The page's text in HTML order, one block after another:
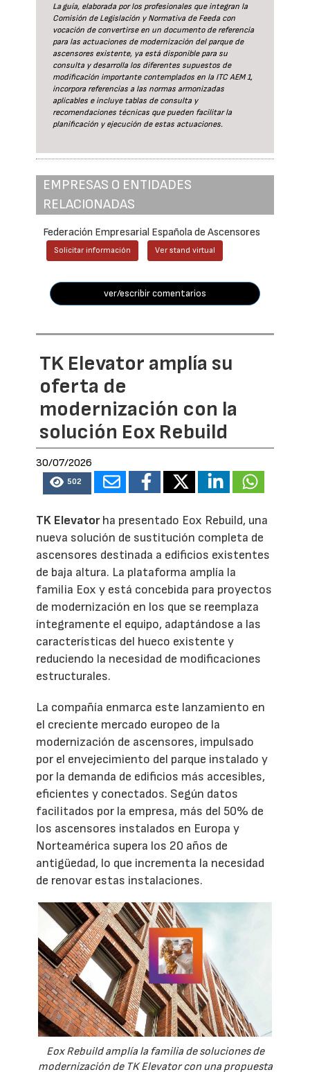
La guía, elaborada por los profesionales que integran la
Comisión de Legislación y Normativa de Feeda con
vocación de convertirse en un documento de referencia
para las actuaciones de modernización del parque de
ascensores existente, ya está disponible para su
consulta y desarrolla los diferentes supuestos de
modificación importante contemplados en la ITC AEM 1,
incorpora referencias a las normas armonizadas
aplicables e incluye tablas de consulta y
recomendaciones técnicas que pueden facilitar la
planificación y ejecución de estas actuaciones.
EMPRESAS O ENTIDADES
RELACIONADAS
Federación Empresarial Española de Ascensores
Solicitar información Ver stand virtual
ver/escribir comentarios
TK Elevator amplía su
oferta de
modernización con la
solución Eox Rebuild
30/07/2026
502
TK Elevatorha presentado Eox Rebuild, una
nueva solución de sustitución completa de
ascensores destinada a edificios existentes
de baja altura. La plataforma amplía la
familia Eox y está concebida para proyectos
de modernización en los que se reemplaza
íntegramente el equipo, adaptándose a las
características del hueco existente y
reduciendo la necesidad de modificaciones
estructurales.
La compañía enmarca este lanzamiento en
el creciente mercado europeo de la
modernización de ascensores, impulsado
por el envejecimiento del parque instalado y
por la demanda de edificios más accesibles,
eficientes y conectados. Según datos
facilitados por la empresa, más del 50% de
los ascensores instalados en Europa y
Norteamérica supera los 20 años de
antigüedad, lo que incrementa la necesidad
de renovar estas instalaciones.
Eox Rebuild amplía la familia de soluciones de
modernización de TK Elevator con una propuesta